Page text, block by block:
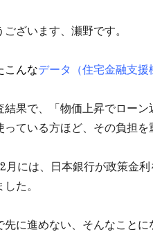
ざいます、瀬野です。
こんなデータ（住宅金融支援
結果で、「物価上昇でロー
っている方ほど、その負担
月には、日本銀行が政策金
た。
先に進めない、そんなこと